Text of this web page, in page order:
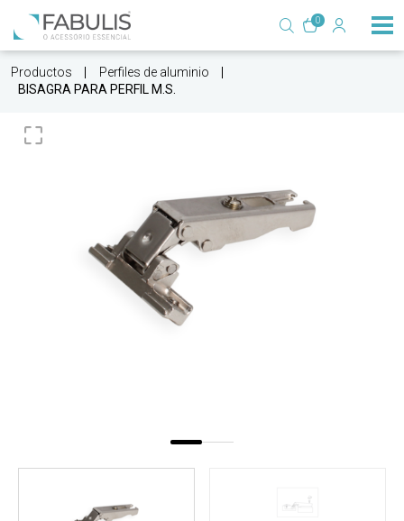
0
Productos
Perfiles de aluminio
BISAGRA PARA PERFIL M.S.